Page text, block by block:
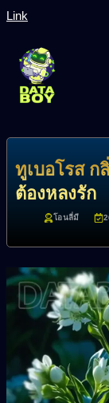
Link
ทูเบอโรส
ต้องหลงรัก
โอนลี่มี